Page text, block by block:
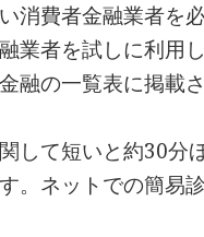
消費者金融業者を
業者を試しに利用
融の一覧表に掲載
して短いと約30分
。ネットでの簡易